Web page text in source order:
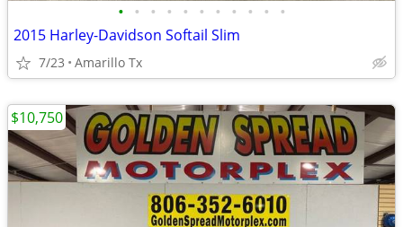
• • • • • • • • • • •
2015 Harley-Davidson Softail Slim
7/23 Amarillo Tx
$10,750